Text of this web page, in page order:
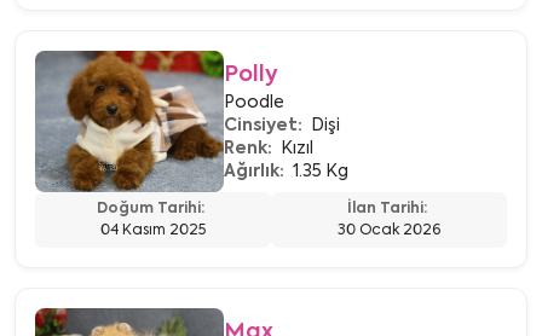
Polly
Poodle
Cinsiyet:
Dişi
Renk:
Kızıl
Ağırlık: 1.35 Kg
Doğum Tarihi:
04 Kasım 2025
İlan Tarihi:
30 Ocak 2026